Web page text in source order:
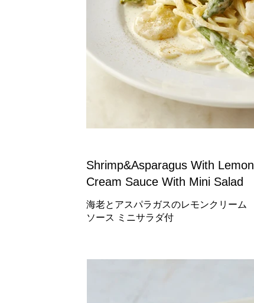
Shrimp&Asparagus With Lemon
Cream Sauce With Mini Salad
海老とアスパラガスのレモンクリーム
ソース ミニサラダ付